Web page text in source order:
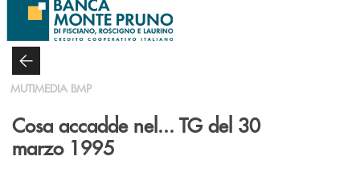
Salta al contenuto principale
MUTIMEDIA BMP
Cosa accadde nel... TG del 30
marzo 1995